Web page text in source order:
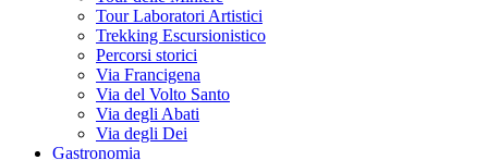
Tour Laboratori Artistici
Trekking Escursionistico
Percorsi storici
Via Francigena
Via del Volto Santo
Via degli Abati
Via degli Dei
Gastronomia